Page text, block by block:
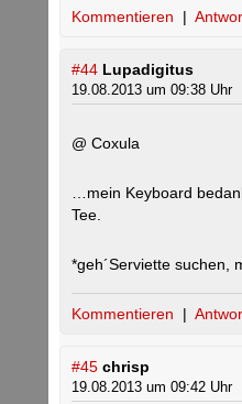
Kommentieren |
#44 Lupadigitus
19.08.2013 um 09:38 Uhr
@ Coxula
…mein Keyboard
Tee.
*geh´Serviette suchen,
Kommentieren |
#45 chrisp
19.08.2013 um 09:42 Uhr